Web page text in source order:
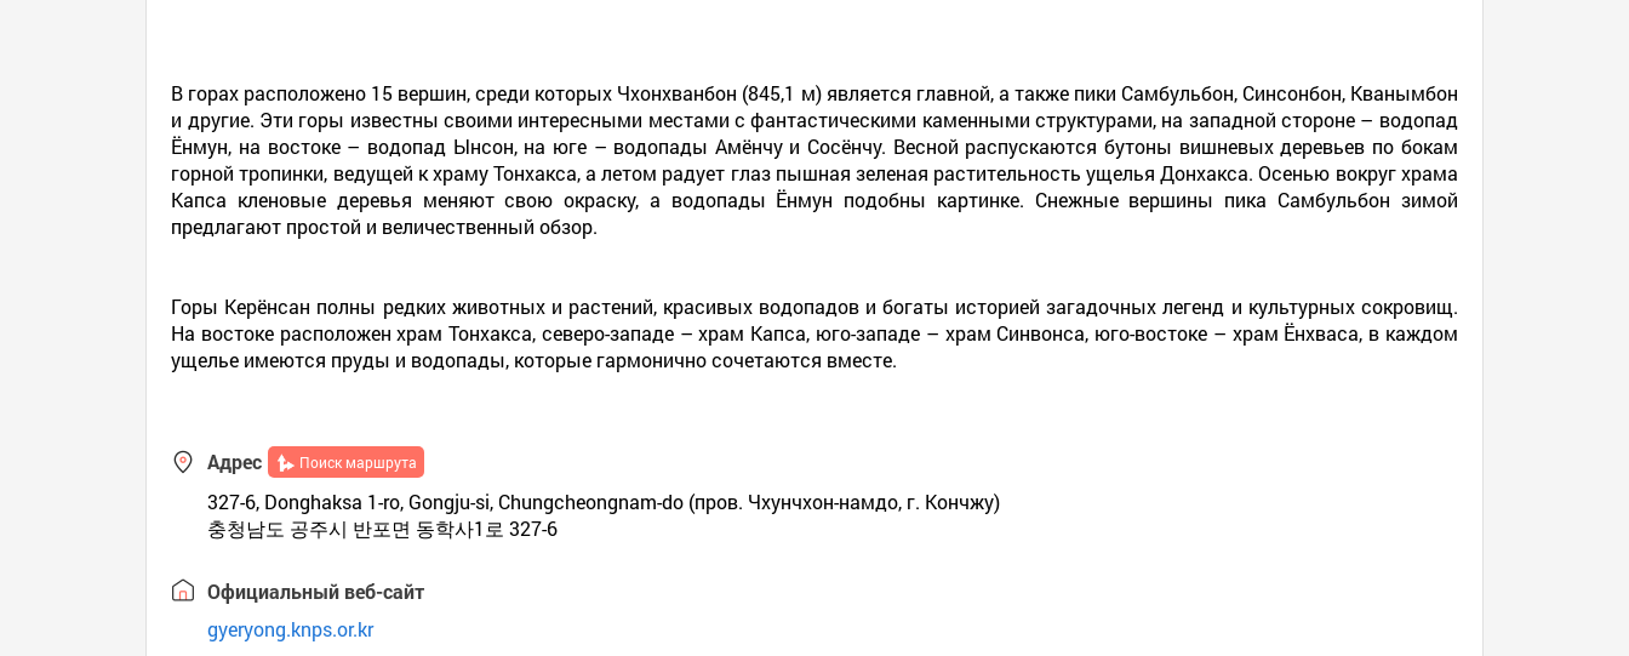
В горах расположено 15 вершин, среди которых Чхонхванбон (845,1 м) является главной, а также пики Самбульбон, Синсонбон, Кванымбон
и другие. Эти горы известны своими интересными местами с фантастическими каменными структурами, на западной стороне – водопад
Ёнмун, на востоке – водопад Ынсон, на юге – водопады Амёнчу и Сосёнчу. Весной распускаются бутоны вишневых деревьев по бокам
горной тропинки, ведущей к храму Тонхакса, а летом радует глаз пышная зеленая растительность ущелья Донхакса. Осенью вокруг храма
Капса кленовые деревья меняют свою окраску, а водопады Ёнмун подобны картинке. Снежные вершины пика Самбульбон зимой
предлагают простой и величественный обзор.
Горы Керёнсан полны редких животных и растений, красивых водопадов и богаты историей загадочных легенд и культурных сокровищ.
На востоке расположен храм Тонхакса, северо-западе – храм Капса, юго-западе – храм Синвонса, юго-востоке – храм Ёнхваса, в каждом
ущелье имеются пруды и водопады, которые гармонично сочетаются вместе.
Адрес Поиск маршрута
327-6, Donghaksa 1-ro, Gongju-si, Chungcheongnam-do (пров. Чхунчхон-намдо, г. Кончжу)
충청남도 공주시 반포면 동학사1로 327-6
Официальный веб-сайт
gyeryong.knps.or.kr